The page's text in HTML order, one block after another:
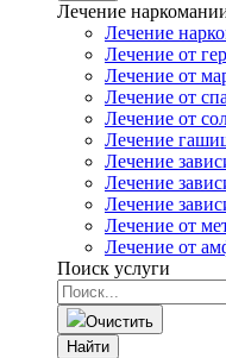
Лечение
Лечение
Лечение от
Лечение от
Лечение от
Лечение от
Лечение
Лечение
Лечение
Лечение
Лечение от
Лечение от
Поиск услуги
Очистить
Найти